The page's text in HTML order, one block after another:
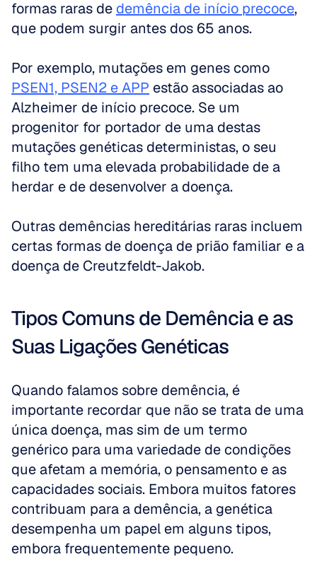
formas raras de demência de início precoce,
que podem surgir antes dos 65 anos.
PSEN1, PSEN2 e APP estão associadas ao
Alzheimer de início precoce. Se um
progenitor for portador de uma destas
mutações genéticas deterministas, o seu
filho tem uma elevada probabilidade de a
herdar e de desenvolver a doença.
Outras demências hereditárias raras incluem
certas formas de doença de prião familiar e a
doença de Creutzfeldt-Jakob.
Tipos Comuns de Demência e as
Suas Ligações Genéticas
Quando falamos sobre demência, é
importante recordar que não se trata de uma
única doença, mas sim de um termo
genérico para uma variedade de condições
que afetam a memória, o pensamento e as
capacidades sociais. Embora muitos fatores
contribuam para a demência, a genética
desempenha um papel em alguns tipos,
embora frequentemente pequeno.